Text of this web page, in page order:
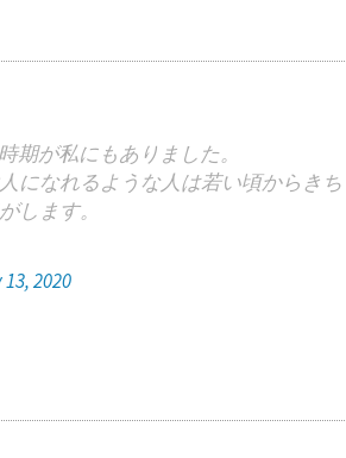
期が私にもありました。
になれるような人は若い頃からきち
します。
2020